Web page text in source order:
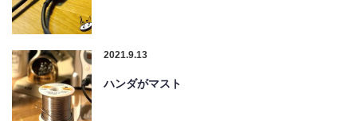
2021.9.13
ハンダがマスト